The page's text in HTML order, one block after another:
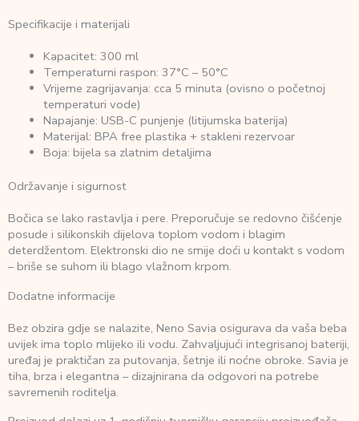
Specifikacije i materijali
Kapacitet: 300 ml
Temperaturni raspon: 37°C – 50°C
Vrijeme zagrijavanja: cca 5 minuta (ovisno o početnoj
temperaturi vode)
Napajanje: USB-C punjenje (litijumska baterija)
Materijal: BPA free plastika + stakleni rezervoar
Boja: bijela sa zlatnim detaljima
Održavanje i sigurnost
Bočica se lako rastavlja i pere. Preporučuje se redovno čišćenje
posude i silikonskih dijelova toplom vodom i blagim
deterdžentom. Elektronski dio ne smije doći u kontakt s vodom
– briše se suhom ili blago vlažnom krpom.
Dodatne informacije
Bez obzira gdje se nalazite, Neno Savia osigurava da vaša beba
uvijek ima toplo mlijeko ili vodu. Zahvaljujući integrisanoj bateriji,
uređaj je praktičan za putovanja, šetnje ili noćne obroke. Savia je
tiha, brza i elegantna – dizajnirana da odgovori na potrebe
savremenih roditelja.